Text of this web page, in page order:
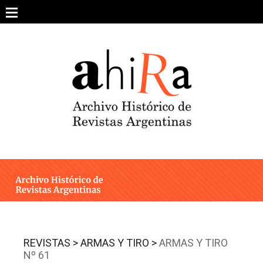
content
ARCHIVO DE REVISTAS
ESTUDIOS CRÍTICOS
INTEGRANTES
CONTACTO
REVISTAS >ARMAS Y TIRO >ARMAS Y TIRO
Nº 61